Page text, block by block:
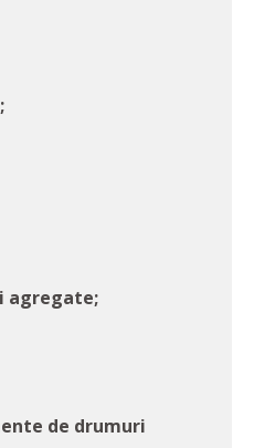
agregate;
de drumuri